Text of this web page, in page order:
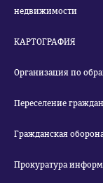
недвижимости
КАРТОГРАФИЯ
Организация по
Переселение
Гражданская
Прокуратура